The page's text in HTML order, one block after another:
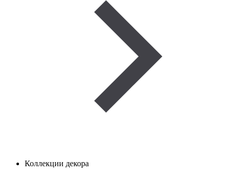
Коллекции декора